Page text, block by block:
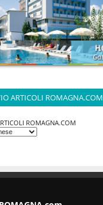
ARTICOLI ROMAGNA.COM
ROMAGNA.COM